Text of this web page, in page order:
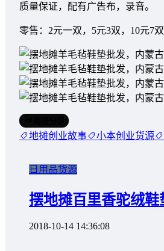
质量保证，配有广告布，录音。
零售：2元一双，5元3双，10元7
地摊创业故事 小本创业货源
日用品货源
摆地摊百里香驼绒
2018-10-14 14:36:08